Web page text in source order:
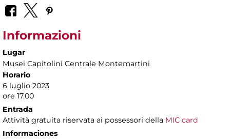
Informazioni
Lugar
Musei Capitolini Centrale Montemartini
Horario
6 luglio 2023
ore 17.00
Entrada
Attività gratuita riservata ai possessori della MIC card
Informaciones